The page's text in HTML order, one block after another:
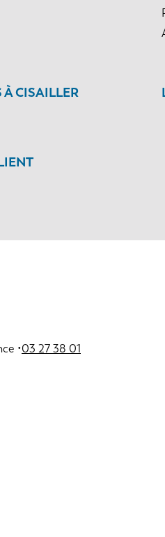
CISAILLER
•03 27 38 01